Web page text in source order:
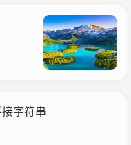
字符串